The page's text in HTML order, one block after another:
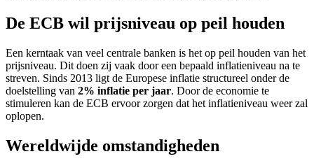
De ECB wil prijsniveau op peil houden
Een kerntaak van veel centrale banken is het op peil houden van het
prijsniveau. Dit doen zij vaak door een bepaald inflatieniveau na te
streven. Sinds 2013 ligt de Europese inflatie structureel onder de
doelstelling van 2% inflatie per jaar. Door de economie te
stimuleren kan de ECB ervoor zorgen dat het inflatieniveau weer zal
oplopen.
Wereldwijde omstandigheden